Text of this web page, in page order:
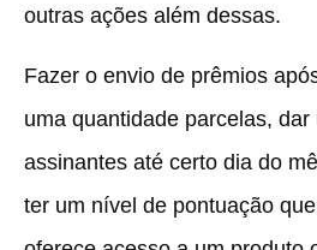
outras ações além dessas.
Fazer o envio de prêmios
uma quantidade parcelas,
assinantes até certo dia do
ter um nível de pontuação